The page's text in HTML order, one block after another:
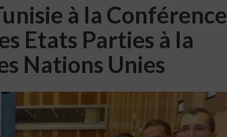
à la Conférence
Etats Parties à la
Nations Unies